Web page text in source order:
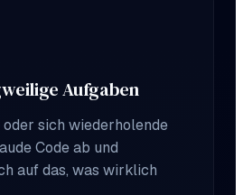
Aufgaben
sich wiederholende
Code ab und
auf das, was wirklich